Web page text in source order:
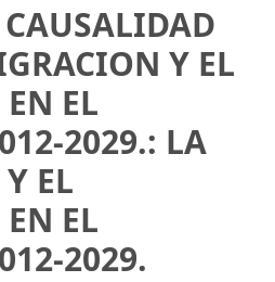
Y EL
EL
2029.: LA
EL
EL
2029.